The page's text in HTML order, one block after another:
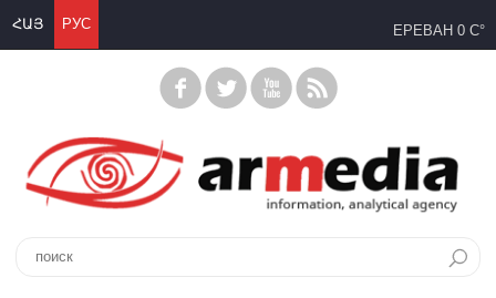
ՀԱՅ РУС ЕРЕВАН 0 C°